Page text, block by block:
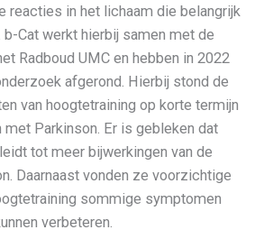
reacties in het lichaam die belangrijk
b-Cat werkt hierbij samen met de
Radboud UMC en hebben in 2022
afgerond. Hierbij stond de
van hoogtetraining op korte termijn
Parkinson. Er is gebleken dat
tot meer bijwerkingen van de
Daarnaast vonden ze voorzichtige
sommige symptomen
verbeteren.